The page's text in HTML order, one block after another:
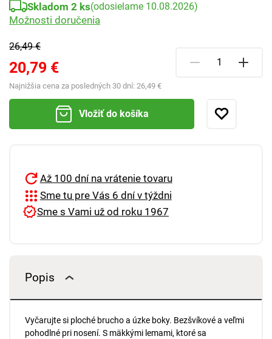
26,49 €
20,79 €
Najnižšia cena za posledných 30 dní: 26,49 €
Skladom 2 ks(odosielame 10.08.2026)
Možnosti doručenia
Vložiť do košíka
Až 100 dní na vrátenie tovaru
Sme tu pre Vás 6 dní v týždni
Sme s Vami už od roku 1967
Popis
Vyčarujte si ploché brucho a úzke boky. Bezšvíkové a veľmi
pohodlné pri nosení. S mäkkými lemami, ktoré sa